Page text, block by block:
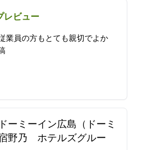
レビュー
業員の方もとても親切でよか
稿
ミーイン広島（ドーミ
野乃 ホテルズグルー